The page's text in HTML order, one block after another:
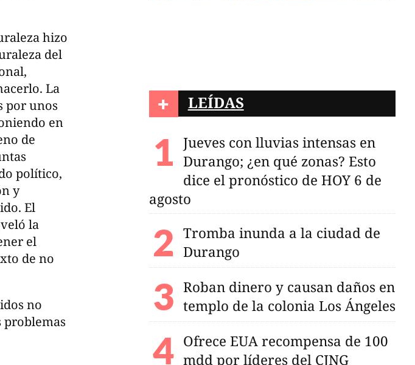
hizo
del
La
por unos
en
de
político,
y
El
la
el
de no
no
problemas
+ LEÍDAS
Jueves con lluvias intensas en
Durango; ¿en qué zonas? Esto
dice el pronóstico de HOY 6 de
agosto
Tromba inunda a la ciudad de
Durango
Roban dinero y causan daños en
templo de la colonia Los Ángeles
Ofrece EUA recompensa de 100
mdd por líderes del CJNG